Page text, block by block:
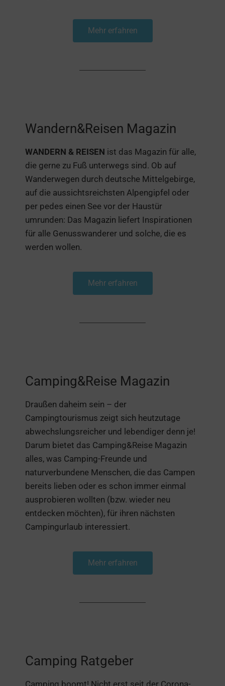
Mehr erfahren
Wandern&Reisen Magazin
WANDERN & REISEN ist das Magazin für alle,
die gerne zu Fuß unterwegs sind. Ob auf
Wanderwegen durch deutsche Mittelgebirge,
auf die aussichtsreichsten Alpengipfel oder
per pedes einen See vor der Haustür
umrunden: Das Magazin liefert Inspirationen
für alle Genusswanderer und solche, die es
werden wollen.
Mehr erfahren
Camping&Reise Magazin
Draußen daheim sein – der
Campingtourismus zeigt sich heutzutage
abwechslungsreicher und lebendiger denn je!
Darum bietet das Camping&Reise Magazin
alles, was Camping-Freunde und
naturverbundene Menschen, die das Campen
bereits lieben oder es schon immer einmal
ausprobieren wollten (bzw. wieder neu
entdecken möchten), für ihren nächsten
Campingurlaub interessiert.
Mehr erfahren
Camping Ratgeber
Camping boomt! Nicht erst seit der Corona-